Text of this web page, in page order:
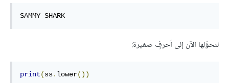
SAMMY SHARK
لنحوِّلها الآن إلى أحرفٍ صغيرة:
print(ss. lower())